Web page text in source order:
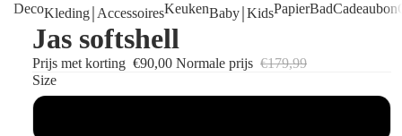
Kaarsen
DecoKleding￨AccessoiresKeukenBaby￨KidsPapierBadCadeaubon
Jas softshell
Prijs met korting €90,00 Normale prijs €179,99
Size